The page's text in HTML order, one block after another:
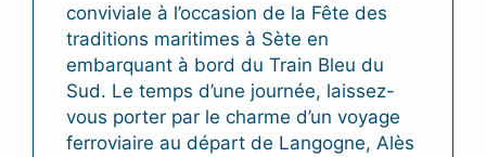
conviviale à l’occasion de la Fête des
traditions maritimes à Sète en
embarquant à bord du Train Bleu du
Sud. Le temps d’une journée, laissez-
vous porter par le charme d’un voyage
ferroviaire au départ de Langogne, Alès